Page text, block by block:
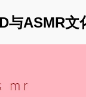
与ASMR文